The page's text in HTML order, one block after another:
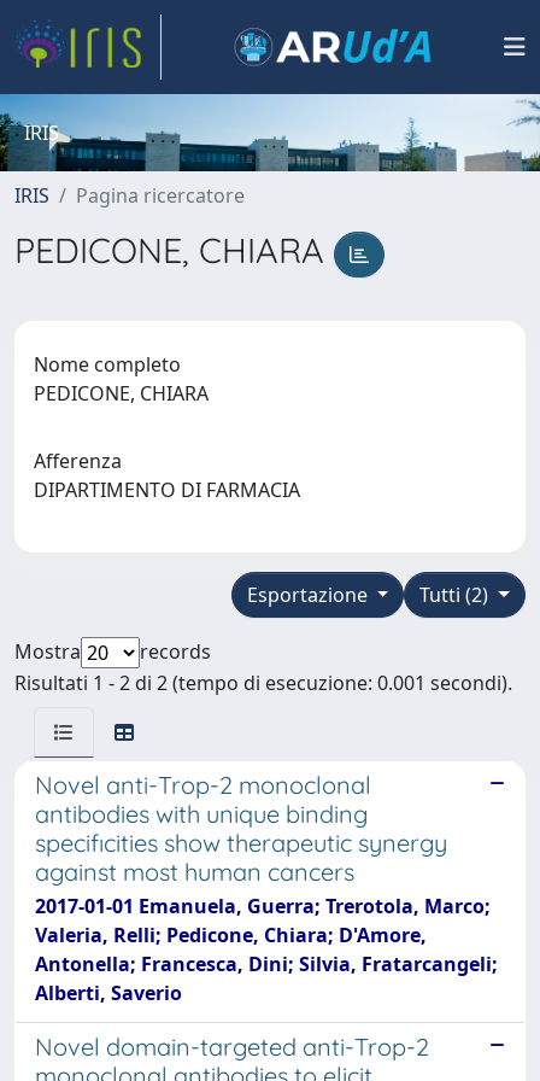
IRIS
IRIS Pagina ricercatore
PEDICONE, CHIARA
Nome completo
PEDICONE, CHIARA
Afferenza
DIPARTIMENTO DI FARMACIA
Tutti (2)
Esportazione
Mostra
records
Risultati 1 - 2 di 2 (tempo di esecuzione: 0.001 secondi).
Novel anti-Trop-2 monoclonal
antibodies with unique binding
specifıcities show therapeutic synergy
against most human cancers
2017-01-01 Emanuela, Guerra; Trerotola, Marco;
Valeria, Relli; Pedicone, Chiara; D'Amore,
Antonella; Francesca, Dini; Silvia, Fratarcangeli;
Alberti, Saverio
Novel domain-targeted anti-Trop-2